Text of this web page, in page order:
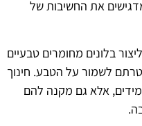
את החשיבות של
בלונים מחומרים טבעיים
לשמור על הטבע. חינוך
אלא גם מקנה להם